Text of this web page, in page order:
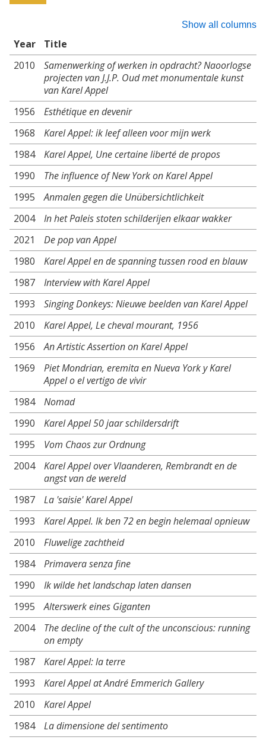
Show all columns
Year
Title
2010
Samenwerking of werken in opdracht? Naoorlogse
projecten van J.J.P. Oud met monumentale kunst
van Karel Appel
1956
Esthétique en devenir
1968
Karel Appel: ik leef alleen voor mijn werk
1984
Karel Appel, Une certaine liberté de propos
1990
The influence of New York on Karel Appel
1995
Anmalen gegen die Unübersichtlichkeit
2004
In het Paleis stoten schilderijen elkaar wakker
2021
De pop van Appel
1980
Karel Appel en de spanning tussen rood en blauw
1987
Interview with Karel Appel
1993
Singing Donkeys: Nieuwe beelden van Karel Appel
2010
Karel Appel, Le cheval mourant, 1956
1956
An Artistic Assertion on Karel Appel
1969
Piet Mondrian, eremita en Nueva York y Karel
Appel o el vertigo de vivir
1984
Nomad
1990
Karel Appel 50 jaar schildersdrift
1995
Vom Chaos zur Ordnung
2004
Karel Appel over Vlaanderen, Rembrandt en de
angst van de wereld
1987
La 'saisie' Karel Appel
1993
Karel Appel. Ik ben 72 en begin helemaal opnieuw
2010
Fluwelige zachtheid
1984
Primavera senza fine
1990
Ik wilde het landschap laten dansen
1995
Alterswerk eines Giganten
2004
The decline of the cult of the unconscious: running
on empty
1987
Karel Appel: la terre
1993
Karel Appel at André Emmerich Gallery
2010
Karel Appel
1984
La dimensione del sentimento